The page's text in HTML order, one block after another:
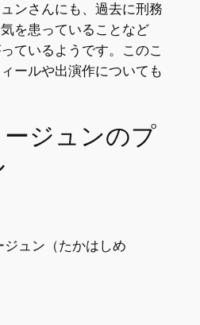
ンさんにも、過去に刑務
を患っていることなど
ているようです。このこ
ールや出演作についても
ジュンのプ
ュン（たかはしめ